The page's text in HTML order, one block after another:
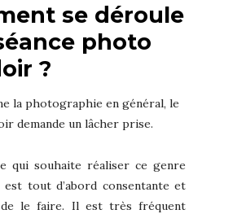
se déroule
photo
?
la photographie en général, le
demande un lâcher prise.
qui souhaite réaliser ce genre
tout d’abord consentante et
de le faire. Il est très fréquent